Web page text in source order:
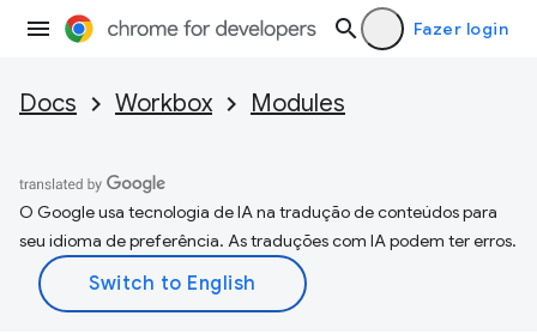
Fazer login
Docs Workbox Modules
O Google usa tecnologia de IA na tradução de conteúdos para
seu idioma de preferência. As traduções com IA podem ter erros.